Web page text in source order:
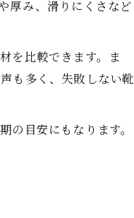
厚み、滑りにくさなど
を比較できます。ま
も多く、失敗しない靴
目安にもなります。